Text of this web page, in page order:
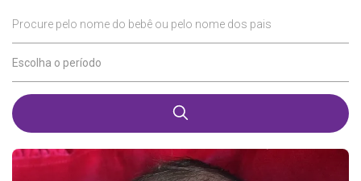
Procure pelo nome do bebê ou pelo nome dos pais
Escolha o período